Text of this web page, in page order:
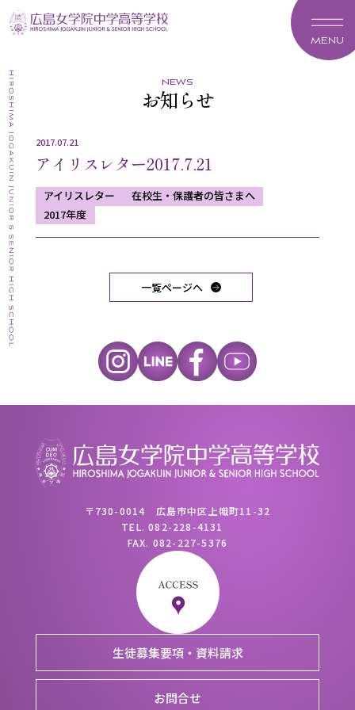
MENU
news
お知らせ
2017.07.21
アイリスレター2017.7.21
アイリスレター
在校生・保護者の皆さまへ
2017年度
一覧ページへ
〒730-0014 広島市中区上幟町11-32
TEL.082-228-4131
FAX. 082-227-5376
生徒募集要項・資料請求
お問合せ